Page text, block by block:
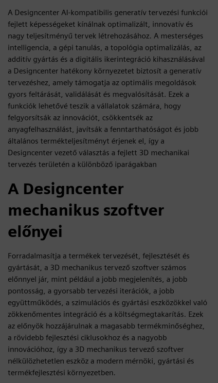
A Designcenter AI-kompatibilis generatív tervezési funkciói
fejlett képességeket kínálnak optimalizált, innovatív és
nagy teljesítményű tervek létrehozásához. A mesterséges
intelligencia, a gépi tanulás, a topológia optimalizálás, az
additív gyártás és a digitális ikerintegráció kihasználásával
a Designcenter hatékony környezetet biztosít a generatív
tervezéshez, amely támogatja az optimális megoldások
gyors feltárását, validálását és megvalósítását. Ezek a
funkciók lehetővé teszik a vállalatok számára, hogy
felgyorsítsák az innovációt, csökkentsék az
anyagfelhasználást, javítsák a fenntarthatóságot és jobb
általános termékteljesítményt érjenek el, így a
Designcenter vezető választás a fejlett 3D mechanikai
tervezés területén a különböző iparágakban
A Designcenter
mechanikus szoftver
előnyei
Forradalmasítja a termékek tervezését, fejlesztését és
gyártását, a 3D mechanikus tervező szoftver számos
előnnyel jár, mint például a jobb megjelenítés, a jobb
pontosság, a gyorsabb tervezési iterációk, a jobb
együttműködés, a szimulációs és gyártási eszközökkel való
zökkenőmentes integráció és a költségmegtakarítás. Ezek
az előnyök hozzájárulnak a magasabb termékminőséghez,
a rövidebb fejlesztési ciklusokhoz és a nagyobb
innovációhoz, így a 3D mechanikus tervező szoftver
nélkülözhetetlen eszköz a modern mérnöki, gyártási és
termékfejlesztési környezetben.